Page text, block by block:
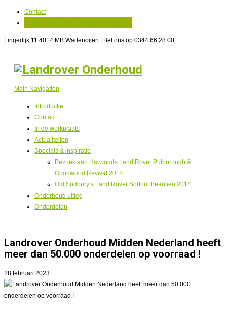
Contact
Plan hier uw werkplaats afspraak!
Lingedijk 11 4014 MB Wadenoijen | Bel ons op 0344 66 28 00
Main Navigation
Introductie
Contact
In de werkplaats
Actualiteiten
Specials & inspiratie
Bezoek aan Harwoods Land Rover Pulborough &
Goodwood Revival 2014
Old Sodbury’s Land Rover Sortout Beaulieu 2014
Onderhoud uitleg
Onderdelen
Landrover Onderhoud Midden Nederland heeft
meer dan 50.000 onderdelen op voorraad !
28 februari 2023